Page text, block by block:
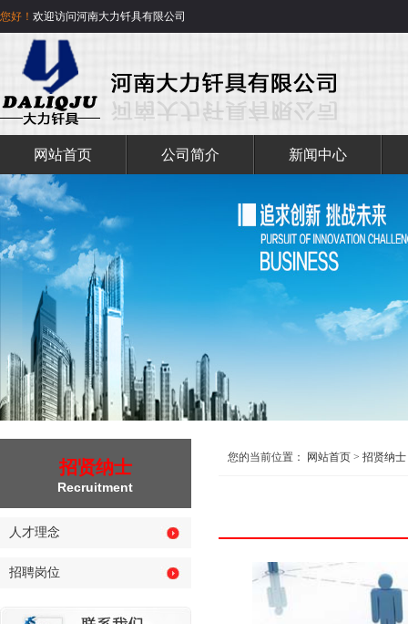
您好！ 欢迎访问河南大力钎具有限公司
网站首页 公司简介 新闻中心
招贤纳士
Recruitment
人才理念
招聘岗位
您的当前位置： 网站首页 > 招贤纳士